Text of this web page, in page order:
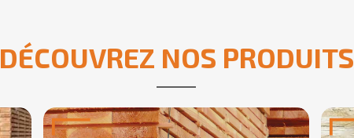
DÉCOUVREZ NOS PRODUITS